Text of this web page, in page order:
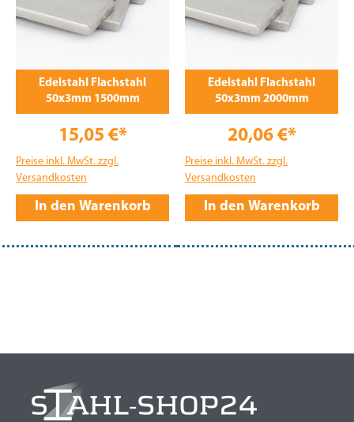
Edelstahl Flachstahl
50x3mm 1500mm
15,05 €*
Preise inkl. MwSt. zzgl.
Versandkosten
In den Warenkorb
Edelstahl Flachstahl
50x3mm 2000mm
20,06 €*
Preise inkl. MwSt. zzgl.
Versandkosten
In den Warenkorb